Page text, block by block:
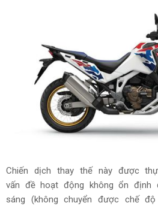
Chiến dịch thay thế này được
vấn đề hoạt động không ổn định
sáng (không chuyển được chế